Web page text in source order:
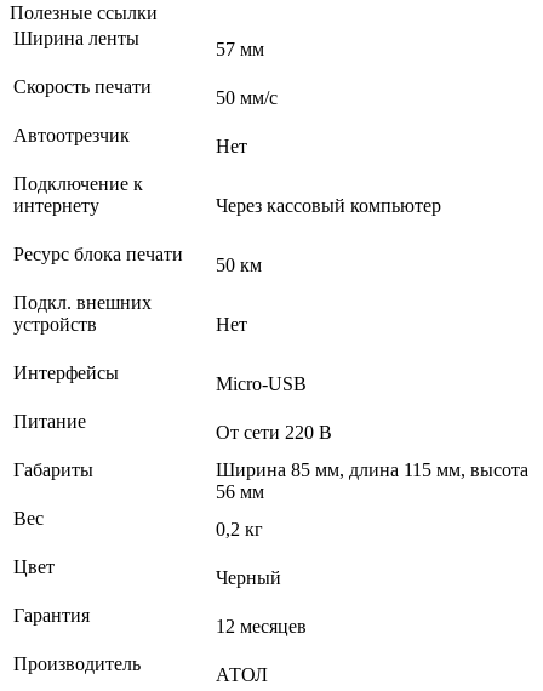
Полезные ссылки
Ширина ленты
57 мм
Скорость печати
50 мм/с
Автоотрезчик
Нет
Подключение к
интернету
Через кассовый компьютер
Ресурс блока печати
50 км
Подкл. внешних
устройств
Нет
Интерфейсы
Micro-USB
Питание
От сети 220 В
Габариты
Ширина 85 мм, длина 115 мм, высота
56 мм
Вес
0,2 кг
Цвет
Черный
Гарантия
12 месяцев
Производитель
АТОЛ